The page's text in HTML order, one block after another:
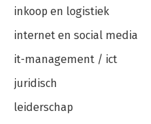
inkoop en logistiek
internet en social media
it-management / ict
juridisch
leiderschap